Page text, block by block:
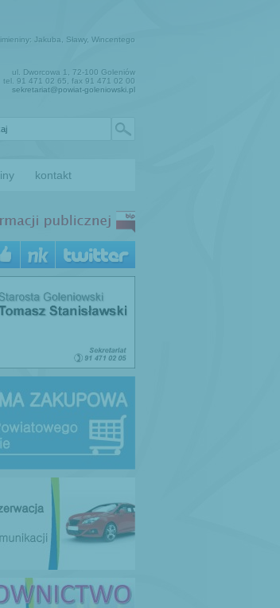
imieniny: Jakuba, Sławy, Wincentego
ul. Dworcowa 1, 72-100 Goleniów
tel. 91 471 02 65, fax 91 471 02 00
sekretariat@powiat-goleniowski.pl
kontakt